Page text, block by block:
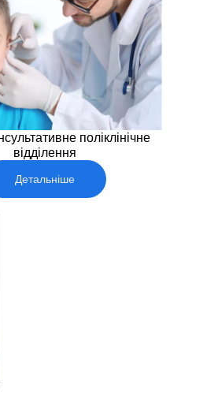
поліклінічне
відділення
Детальніше